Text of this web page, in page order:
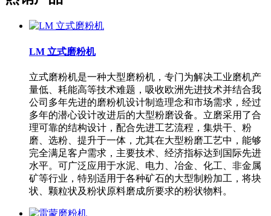
LM 立式磨粉机
立式磨粉机是一种大型磨粉机，专门为解决工业磨机产
量低、耗能高等技术难题，吸收欧洲先进技术并结合我
公司多年先进的磨粉机设计制造理念和市场需求，经过
多年的潜心设计改进后的大型粉磨设备。立磨采用了合
理可靠的结构设计，配合先进工艺流程，集烘干、粉
磨、选粉、提升于一体，尤其在大型粉磨工艺中，能够
完全满足客户需求，主要技术、经济指标达到国际先进
水平。可广泛应用于水泥、电力、冶金、化工、非金属
矿等行业，特别适用于各种矿石的大型制粉加工，将块
状、颗粒状及粉状原料磨成所要求的粉状物料。